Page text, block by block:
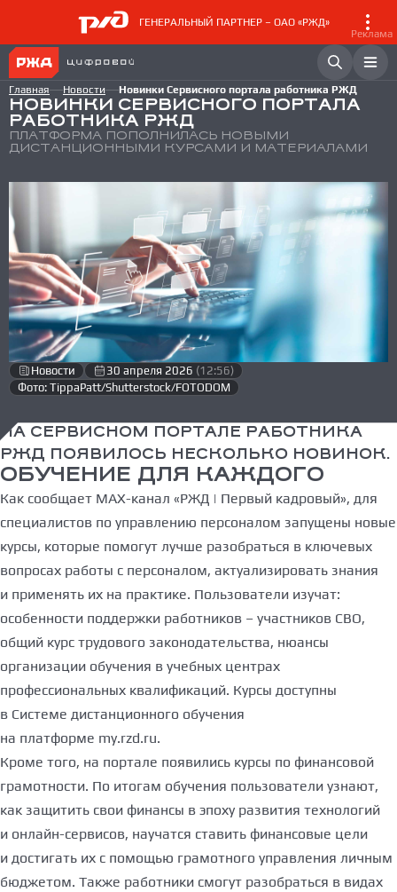
ГЕНЕРАЛЬНЫЙ ПАРТНЕР – ОАО «РЖД»
Реклама
Главная Новости Новинки Сервисного портала работника РЖД
НОВИНКИ СЕРВИСНОГО ПОРТАЛА
РАБОТНИКА РЖД
ПЛАТФОРМА ПОПОЛНИЛАСЬ НОВЫМИ
ДИСТАНЦИОННЫМИ КУРСАМИ И МАТЕРИАЛАМИ
Новости 30 апреля 2026 (12:56)
Фото: TippaPatt/Shutterstock/FOTODOM
НА СЕРВИСНОМ ПОРТАЛЕ РАБОТНИКА
РЖД ПОЯВИЛОСЬ НЕСКОЛЬКО НОВИНОК.
ОБУЧЕНИЕ ДЛЯ КАЖДОГО
Как сообщает MAX-канал «РЖД | Первый кадровый», для
специалистов по управлению персоналом запущены новые
курсы, которые помогут лучше разобраться в ключевых
вопросах работы с персоналом, актуализировать знания
и применять их на практике. Пользователи изучат:
особенности поддержки работников – участников СВО,
общий курс трудового законодательства, нюансы
организации обучения в учебных центрах
профессиональных квалификаций. Курсы доступны
в Системе дистанционного обучения
на платформе my.rzd.ru.
Кроме того, на портале появились курсы по финансовой
грамотности. По итогам обучения пользователи узнают,
как защитить свои финансы в эпоху развития технологий
и онлайн-сервисов, научатся ставить финансовые цели
и достигать их с помощью грамотного управления личным
бюджетом. Также работники смогут разобраться в видах